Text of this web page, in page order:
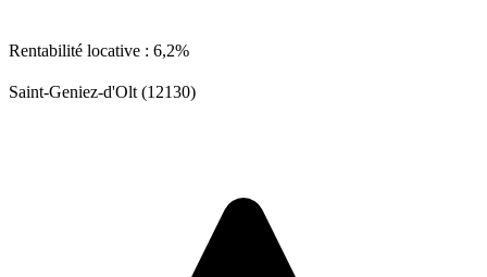
Rentabilité locative : 6,2%
Saint-Geniez-d'Olt (12130)